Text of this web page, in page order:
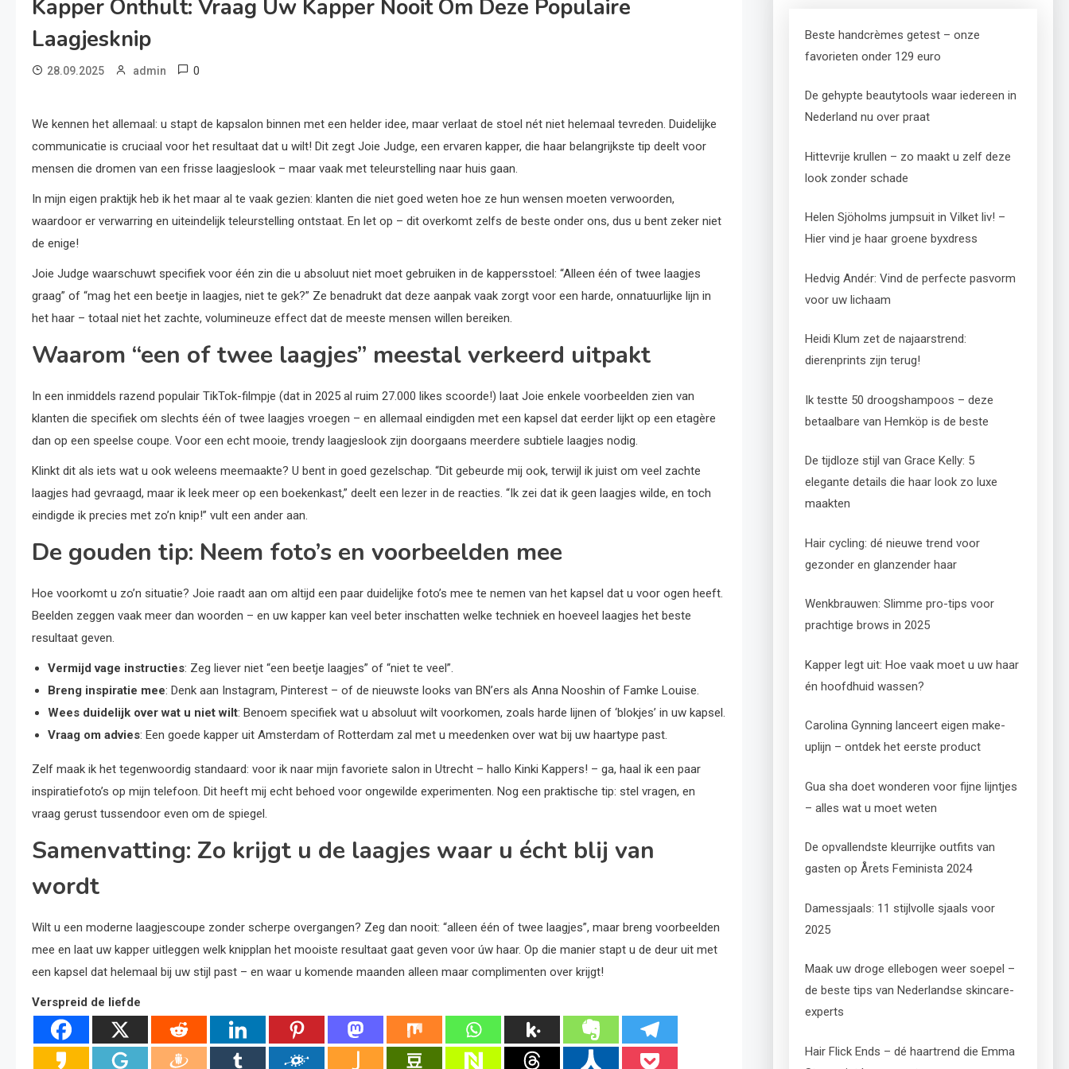
Kapper Onthult: Vraag Uw Kapper Nooit Om Deze Populaire
Laagjesknip
28.09.2025 admin 0
We kennen het allemaal: u stapt de kapsalon binnen met een helder idee, maar verlaat de stoel nét niet helemaal tevreden. Duidelijke
communicatie is cruciaal voor het resultaat dat u wilt! Dit zegt Joie Judge, een ervaren kapper, die haar belangrijkste tip deelt voor
mensen die dromen van een frisse laagjeslook – maar vaak met teleurstelling naar huis gaan.
In mijn eigen praktijk heb ik het maar al te vaak gezien: klanten die niet goed weten hoe ze hun wensen moeten verwoorden,
waardoor er verwarring en uiteindelijk teleurstelling ontstaat. En let op – dit overkomt zelfs de beste onder ons, dus u bent zeker niet
de enige!
Joie Judge waarschuwt specifiek voor één zin die u absoluut niet moet gebruiken in de kappersstoel: “Alleen één of twee laagjes
graag” of “mag het een beetje in laagjes, niet te gek?” Ze benadrukt dat deze aanpak vaak zorgt voor een harde, onnatuurlijke lijn in
het haar – totaal niet het zachte, volumineuze effect dat de meeste mensen willen bereiken.
Waarom “een of twee laagjes” meestal verkeerd uitpakt
In een inmiddels razend populair TikTok-filmpje (dat in 2025 al ruim 27.000 likes scoorde!) laat Joie enkele voorbeelden zien van
klanten die specifiek om slechts één of twee laagjes vroegen – en allemaal eindigden met een kapsel dat eerder lijkt op een etagère
dan op een speelse coupe. Voor een echt mooie, trendy laagjeslook zijn doorgaans meerdere subtiele laagjes nodig.
Klinkt dit als iets wat u ook weleens meemaakte? U bent in goed gezelschap. “Dit gebeurde mij ook, terwijl ik juist om veel zachte
laagjes had gevraagd, maar ik leek meer op een boekenkast,” deelt een lezer in de reacties. “Ik zei dat ik geen laagjes wilde, en toch
eindigde ik precies met zo’n knip!” vult een ander aan.
De gouden tip: Neem foto’s en voorbeelden mee
Hoe voorkomt u zo’n situatie? Joie raadt aan om altijd een paar duidelijke foto’s mee te nemen van het kapsel dat u voor ogen heeft.
Beelden zeggen vaak meer dan woorden – en uw kapper kan veel beter inschatten welke techniek en hoeveel laagjes het beste
resultaat geven.
Vermijd vage instructies: Zeg liever niet “een beetje laagjes” of “niet te veel”.
Breng inspiratie mee: Denk aan Instagram, Pinterest – of de nieuwste looks van BN’ers als Anna Nooshin of Famke Louise.
Wees duidelijk over wat u niet wilt: Benoem specifiek wat u absoluut wilt voorkomen, zoals harde lijnen of ‘blokjes’ in uw kapsel.
Vraag om advies: Een goede kapper uit Amsterdam of Rotterdam zal met u meedenken over wat bij uw haartype past.
Zelf maak ik het tegenwoordig standaard: voor ik naar mijn favoriete salon in Utrecht – hallo Kinki Kappers! – ga, haal ik een paar
inspiratiefoto’s op mijn telefoon. Dit heeft mij echt behoed voor ongewilde experimenten. Nog een praktische tip: stel vragen, en
vraag gerust tussendoor even om de spiegel.
Samenvatting: Zo krijgt u de laagjes waar u écht blij van
wordt
Wilt u een moderne laagjescoupe zonder scherpe overgangen? Zeg dan nooit: “alleen één of twee laagjes”, maar breng voorbeelden
mee en laat uw kapper uitleggen welk knipplan het mooiste resultaat gaat geven voor úw haar. Op die manier stapt u de deur uit met
een kapsel dat helemaal bij uw stijl past – en waar u komende maanden alleen maar complimenten over krijgt!
Verspreid de liefde
Beste handcrèmes getest – onze
favorieten onder 129 euro
De gehypte beautytools waar iedereen in
Nederland nu over praat
Hittevrije krullen – zo maakt u zelf deze
look zonder schade
Helen Sjöholms jumpsuit in Vilket liv! –
Hier vind je haar groene byxdress
Hedvig Andér: Vind de perfecte pasvorm
voor uw lichaam
Heidi Klum zet de najaarstrend:
dierenprints zijn terug!
Ik testte 50 droogshampoos – deze
betaalbare van Hemköp is de beste
De tijdloze stijl van Grace Kelly: 5
elegante details die haar look zo luxe
maakten
Hair cycling: dé nieuwe trend voor
gezonder en glanzender haar
Wenkbrauwen: Slimme pro-tips voor
prachtige brows in 2025
Kapper legt uit: Hoe vaak moet u uw haar
én hoofdhuid wassen?
Carolina Gynning lanceert eigen make-
uplijn – ontdek het eerste product
Gua sha doet wonderen voor fijne lijntjes
– alles wat u moet weten
De opvallendste kleurrijke outfits van
gasten op Årets Feminista 2024
Damessjaals: 11 stijlvolle sjaals voor
2025
Maak uw droge ellebogen weer soepel –
de beste tips van Nederlandse skincare-
experts
Hair Flick Ends – dé haartrend die Emma